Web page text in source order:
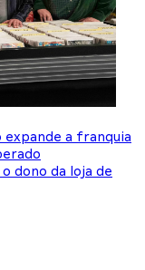
expande a franquia
dono da loja de